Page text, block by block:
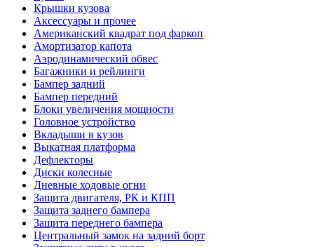
Крышки кузова
Аксессуары и прочее
Американский квадрат под фаркоп
Амортизатор капота
Аэродинамический обвес
Багажники и рейлинги
Бампер задний
Бампер передний
Блоки увеличения мощности
Головное устройство
Вкладыши в кузов
Выкатная платформа
Дефлекторы
Диски колесные
Дневные ходовые огни
Защита двигателя, РК и КПП
Защита заднего бампера
Защита переднего бампера
Центральный замок на задний борт